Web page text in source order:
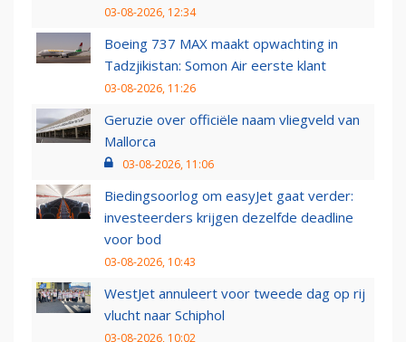
03-08-2026, 12:34
Boeing 737 MAX maakt opwachting in
Tadzjikistan: Somon Air eerste klant
03-08-2026, 11:26
Geruzie over officiële naam vliegveld van
Mallorca
03-08-2026, 11:06
Biedingsoorlog om easyJet gaat verder:
investeerders krijgen dezelfde deadline
voor bod
03-08-2026, 10:43
WestJet annuleert voor tweede dag op rij
vlucht naar Schiphol
03-08-2026, 10:02